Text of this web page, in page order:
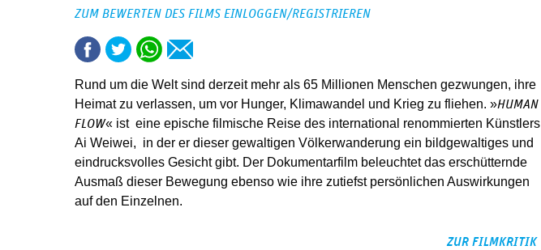
ZUM BEWERTEN DES FILMS EINLOGGEN/REGISTRIEREN
Rund um die Welt sind derzeit mehr als 65 Millionen Menschen gezwungen, ihre
Heimat zu verlassen, um vor Hunger, Klimawandel und Krieg zu fliehen. »HUMAN
FLOW« ist eine epische filmische Reise des international renommierten Künstlers
Ai Weiwei, in der er dieser gewaltigen Völkerwanderung ein bildgewaltiges und
eindrucksvolles Gesicht gibt. Der Dokumentarfilm beleuchtet das erschütternde
Ausmaß dieser Bewegung ebenso wie ihre zutiefst persönlichen Auswirkungen
auf den Einzelnen.
ZUR FILMKRITIK